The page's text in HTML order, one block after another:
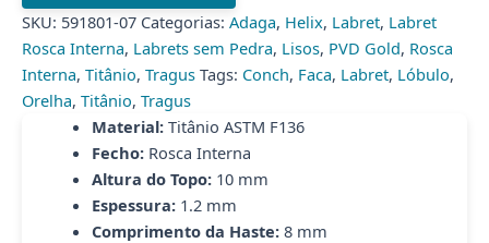
R/I
(CX1)
SKU: 591801-07 Categorias: Adaga, Helix, Labret, Labret
Rosca Interna, Labrets sem Pedra, Lisos, PVD Gold, Rosca
Interna, Titânio, Tragus Tags: Conch, Faca, Labret, Lóbulo,
Orelha, Titânio, Tragus
Material:Titânio ASTM F136
Fecho:Rosca Interna
Altura do Topo: 10 mm
Espessura:1.2 mm
Comprimento da Haste:8 mm